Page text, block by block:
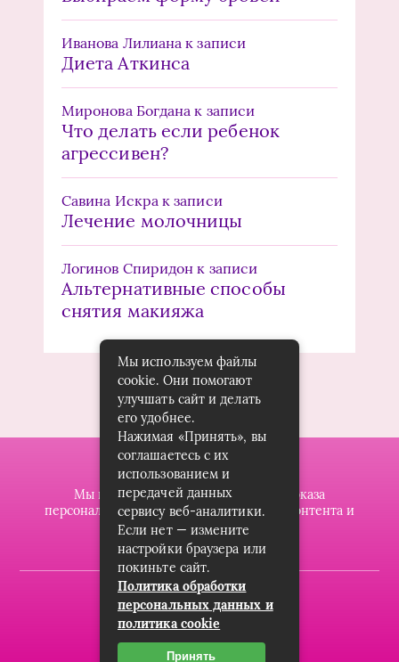
Иванова Лилиана к записи
Диета Аткинса
Миронова Богдана к записи
Что делать если ребенок
агрессивен?
Савина Искрак записи
Лечение молочницы
Логинов Спиридон к записи
Альтернативные способы
снятия макияжа
Мы используем файлы cookie для показа
персонализированной рекламы и/или контента и
анализа нашего трафика.
2019-2023 © dzintarsshop.ru
Карта сайта
Пользовательское соглашение
Мы используем файлы
cookie. Они помогают
улучшать сайт и делать
его удобнее.
Нажимая «Принять», вы
соглашаетесь с их
использованием и
передачей данных
сервису веб-аналитики.
Если нет — измените
настройки браузера или
покиньте сайт.
Политика обработки
персональных данных и
политика cookie
Принять